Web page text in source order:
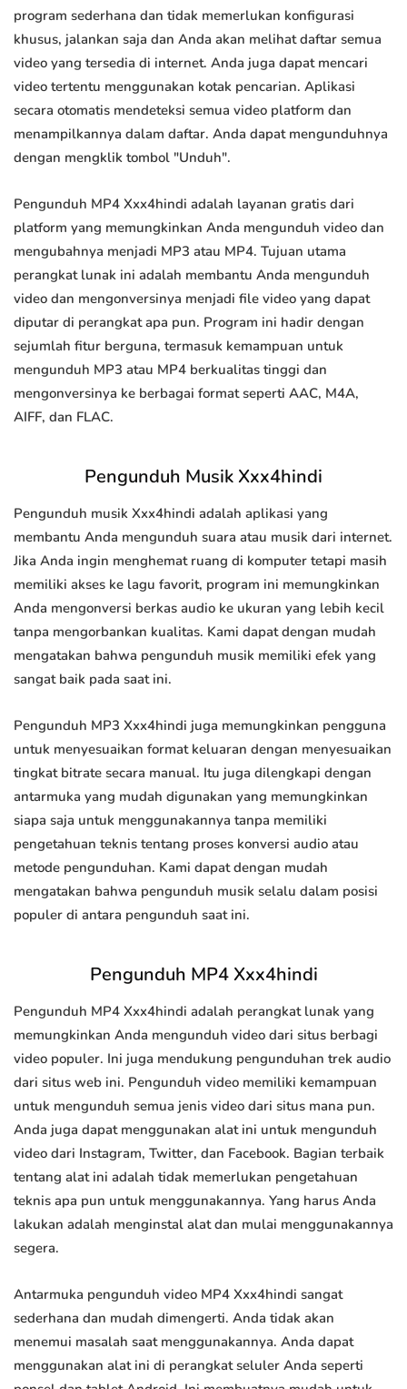
program sederhana dan tidak memerlukan konfigurasi
khusus, jalankan saja dan Anda akan melihat daftar semua
video yang tersedia di internet. Anda juga dapat mencari
video tertentu menggunakan kotak pencarian. Aplikasi
secara otomatis mendeteksi semua video platform dan
menampilkannya dalam daftar. Anda dapat mengunduhnya
dengan mengklik tombol "Unduh".
Pengunduh MP4 Xxx4hindi adalah layanan gratis dari
platform yang memungkinkan Anda mengunduh video dan
mengubahnya menjadi MP3 atau MP4. Tujuan utama
perangkat lunak ini adalah membantu Anda mengunduh
video dan mengonversinya menjadi file video yang dapat
diputar di perangkat apa pun. Program ini hadir dengan
sejumlah fitur berguna, termasuk kemampuan untuk
mengunduh MP3 atau MP4 berkualitas tinggi dan
mengonversinya ke berbagai format seperti AAC, M4A,
AIFF, dan FLAC.
Pengunduh Musik Xxx4hindi
Pengunduh musik Xxx4hindi adalah aplikasi yang
membantu Anda mengunduh suara atau musik dari internet.
Jika Anda ingin menghemat ruang di komputer tetapi masih
memiliki akses ke lagu favorit, program ini memungkinkan
Anda mengonversi berkas audio ke ukuran yang lebih kecil
tanpa mengorbankan kualitas. Kami dapat dengan mudah
mengatakan bahwa pengunduh musik memiliki efek yang
sangat baik pada saat ini.
Pengunduh MP3 Xxx4hindi juga memungkinkan pengguna
untuk menyesuaikan format keluaran dengan menyesuaikan
tingkat bitrate secara manual. Itu juga dilengkapi dengan
antarmuka yang mudah digunakan yang memungkinkan
siapa saja untuk menggunakannya tanpa memiliki
pengetahuan teknis tentang proses konversi audio atau
metode pengunduhan. Kami dapat dengan mudah
mengatakan bahwa pengunduh musik selalu dalam posisi
populer di antara pengunduh saat ini.
Pengunduh MP4 Xxx4hindi
Pengunduh MP4 Xxx4hindi adalah perangkat lunak yang
memungkinkan Anda mengunduh video dari situs berbagi
video populer. Ini juga mendukung pengunduhan trek audio
dari situs web ini. Pengunduh video memiliki kemampuan
untuk mengunduh semua jenis video dari situs mana pun.
Anda juga dapat menggunakan alat ini untuk mengunduh
video dari Instagram, Twitter, dan Facebook. Bagian terbaik
tentang alat ini adalah tidak memerlukan pengetahuan
teknis apa pun untuk menggunakannya. Yang harus Anda
lakukan adalah menginstal alat dan mulai menggunakannya
segera.
Antarmuka pengunduh video MP4 Xxx4hindi sangat
sederhana dan mudah dimengerti. Anda tidak akan
menemui masalah saat menggunakannya. Anda dapat
menggunakan alat ini di perangkat seluler Anda seperti